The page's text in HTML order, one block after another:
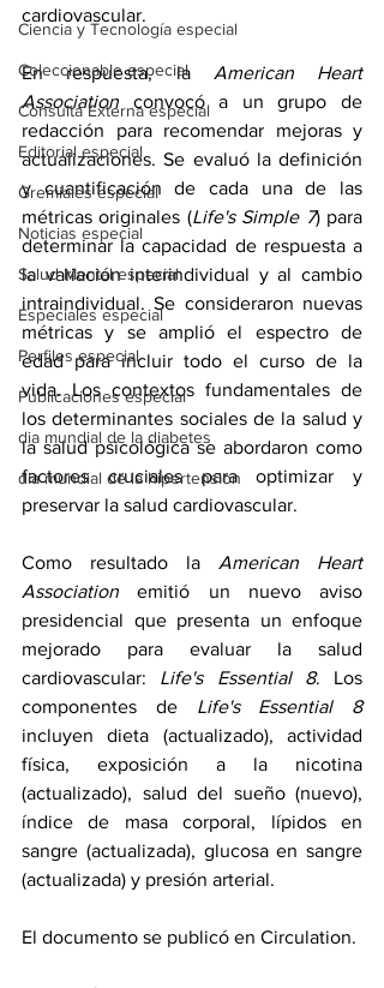
Ciencia y Tecnología especial
Coleccionable especial
Consulta Externa especial
Editorial especial
Gremiales especial
Noticias especial
Salud Mental especial
Especiales especial
Perfiles especial
Publicaciones especial
dia mundial de la diabetes
dia mundial de la hipertension
cardiovascular.
En respuesta, la American Heart
Association convocó a un grupo de
redacción para recomendar mejoras y
actualizaciones. Se evaluó la definición
y cuantificación de cada una de las
métricas originales (Life's Simple 7) para
determinar la capacidad de respuesta a
la variación interindividual y al cambio
intraindividual. Se consideraron nuevas
métricas y se amplió el espectro de
edad para incluir todo el curso de la
vida. Los contextos fundamentales de
los determinantes sociales de la salud y
la salud psicológica se abordaron como
factores cruciales para optimizar y
preservar la salud cardiovascular.
Como resultado la American Heart
Association emitió un nuevo aviso
presidencial que presenta un enfoque
mejorado para evaluar la salud
cardiovascular: Life's Essential 8. Los
componentes de Life's Essential 8
incluyen dieta (actualizado), actividad
física, exposición a la nicotina
(actualizado), salud del sueño (nuevo),
índice de masa corporal, lípidos en
sangre (actualizada), glucosa en sangre
(actualizada) y presión arterial.
El documento se publicó en Circulation.